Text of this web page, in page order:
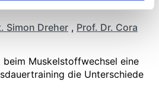
Simon Dreher , Prof. Dr. Cora
beim Muskelstoffwechsel eine
die Unterschiede